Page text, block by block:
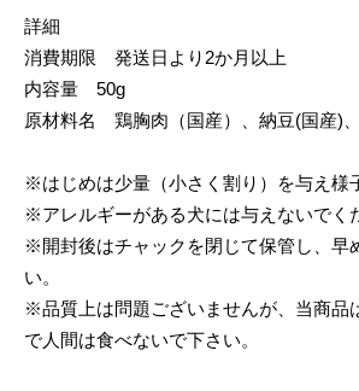
詳細
消費期限 発送日より2か月以上
内容量 50g
原材料名 鶏胸肉（国産）、納豆(国産)
※はじめは少量（小さく割り）を与え様
※アレルギーがある犬には与えないでく
※開封後はチャックを閉じて保管し、早
い。
※品質上は問題ございませんが、当商品
で人間は食べないで下さい。